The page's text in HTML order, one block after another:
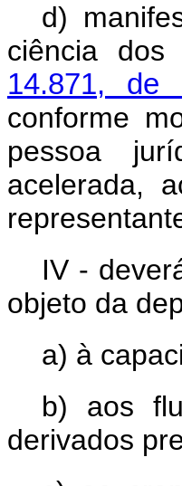
d)
ciência
14.871,
conforme
pessoa
acelerada,
IV -
objeto da
a) à
b) aos
derivados